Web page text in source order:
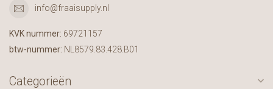
info@fraaisupply.nl
KVK nummer: 69721157
btw-nummer: NL8579.83.428.B01
Categorieën